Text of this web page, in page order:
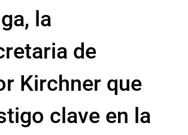
la
de
Kirchner que
clave en la